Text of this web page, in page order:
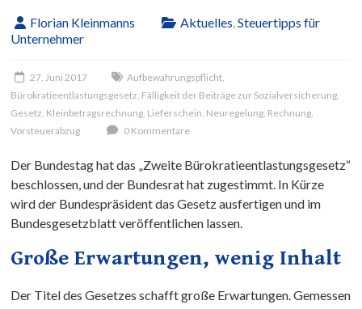
Florian Kleinmanns Aktuelles,Steuertipps für
Unternehmer
27. Juni 2017 Aufbewahrungspflicht
Bürokratieentlastungsgesetz Fälligkeit der Beiträge zur Sozialversicherung
Gesetz Kleinbetragsrechnung Lieferschein Neuregelung Rechnung
Vorsteuerabzug
0 Kommentare
Der Bundestag hat das „Zweite Bürokratieentlastungsgesetz“
beschlossen, und der Bundesrat hat zugestimmt. In Kürze
wird der Bundespräsident das Gesetz ausfertigen und im
Bundesgesetzblatt veröffentlichen lassen.
Große Erwartungen, wenig Inhalt
Der Titel des Gesetzes schafft große Erwartungen. Gemessen